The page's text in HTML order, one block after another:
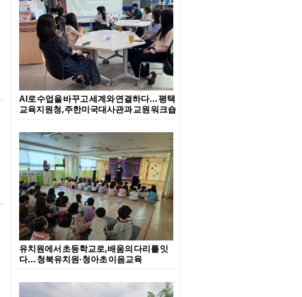
AI로 수업을 바꾸고 세계와 연결하다… 평택
교육지원청, 주한미국대사관과 교원 워크숍
유치원에서 초등학교로, 배움의 다리를 잇
다… 청북유치원·청아초 이음교육